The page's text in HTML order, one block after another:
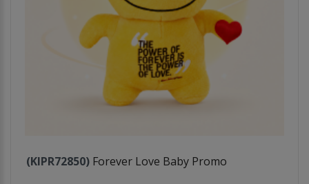
(KIPR72850) Forever Love Baby Promo